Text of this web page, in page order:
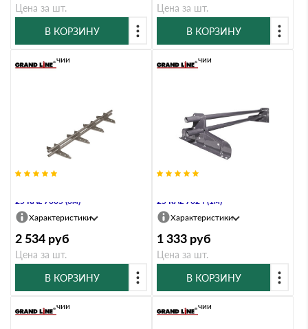
Цена за шт.
В КОРЗИНУ
Цена за шт.
В КОРЗИНУ
25 RAL 7005 (3м)
В наличии
Характеристики
2 534 руб
Цена за шт.
В КОРЗИНУ
25 RAL 7024 (1м)
В наличии
Характеристики
1 333 руб
Цена за шт.
В КОРЗИНУ
В наличии В наличии